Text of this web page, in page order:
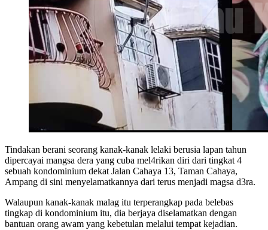
Tindakan berani seorang kanak-kanak lelaki berusia lapan tahun
dipercayai mangsa dera yang cuba mel4rikan diri dari tingkat 4
sebuah kondominium dekat Jalan Cahaya 13, Taman Cahaya,
Ampang di sini menyelamatkannya dari terus menjadi magsa d3ra.
Walaupun kanak-kanak malag itu terperangkap pada belebas
tingkap di kondominium itu, dia berjaya diselamatkan dengan
bantuan orang awam yang kebetulan melalui tempat kejadian.